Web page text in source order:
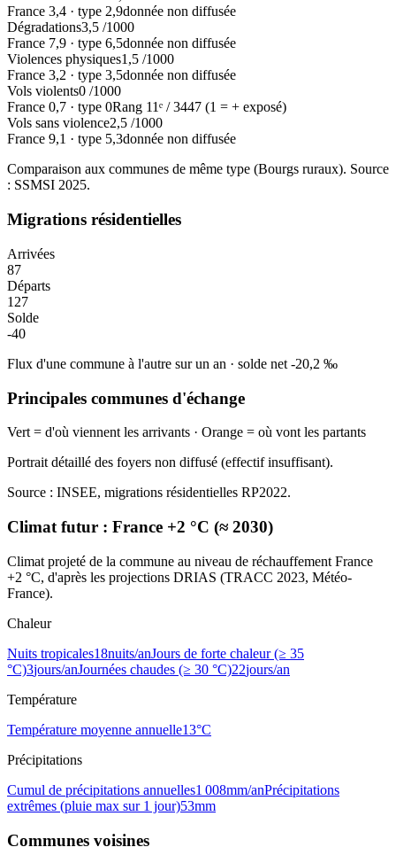
France 3,4 · type 2,9donnée non diffusée
Dégradations3,5 /1000
France 7,9 · type 6,5donnée non diffusée
Violences physiques1,5 /1000
France 3,2 · type 3,5donnée non diffusée
Vols violents0 /1000
France 0,7 · type 0Rang 11ᵉ /3447 (1 = + exposé)
Vols sans violence2,5 /1000
France 9,1 · type 5,3donnée non diffusée
Comparaison aux communes de même type (Bourgs ruraux). Source
: SSMSI 2025.
Migrations résidentielles
Arrivées
87
Départs
127
Solde
-40
Flux d'une commune à l'autre sur un an · solde net -20,2 ‰
Principales communes d'échange
Vert = d'où viennent les arrivants · Orange = où vont les partants
Portrait détaillé des foyers non diffusé (effectif insuffisant).
Source : INSEE, migrations résidentielles RP2022.
Climat futur : France +2 °C (≈ 2030)
Climat projeté de la commune au niveau de réchauffement France
+2 °C, d'après les projections DRIAS (TRACC 2023, Météo-
France).
Chaleur
Nuits tropicales18nuits/anJours de forte chaleur (≥ 35
°C)3jours/anJournées chaudes (≥ 30 °C)22jours/an
Température
Température moyenne annuelle13°C
Précipitations
Cumul de précipitations annuelles1 008mm/anPrécipitations
extrêmes (pluie max sur 1 jour)53mm
Communes voisines